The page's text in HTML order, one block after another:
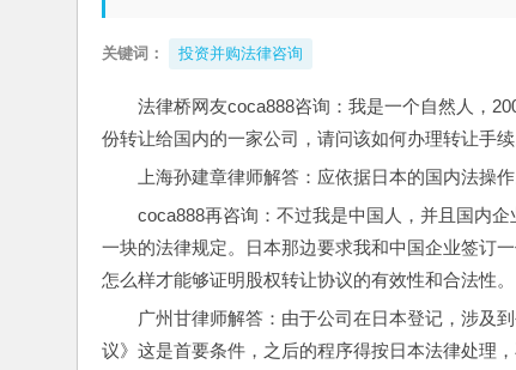
关键词： 投资并购法律咨询
法律桥网友coca888咨询：我是一个自然人，
份转让给国内的一家公司，请问该如何办理转让手
上海孙建章律师解答：应依据日本的国内法操作
coca888再咨询：不过我是中国人，并且国内
一块的法律规定。日本那边要求我和中国企业签订
怎么样才能够证明股权转让协议的有效性和合法性。
广州甘律师解答：由于公司在日本登记，涉及
议》这是首要条件，之后的程序得按日本法律处理